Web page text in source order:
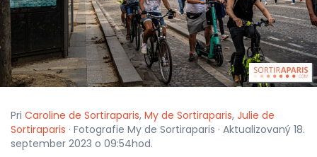
Pri Caroline de Sortiraparis, My de Sortiraparis, Julie de
Sortiraparis · Fotografie My de Sortiraparis · Aktualizovaný 18.
september 2023 o 09:54hod.